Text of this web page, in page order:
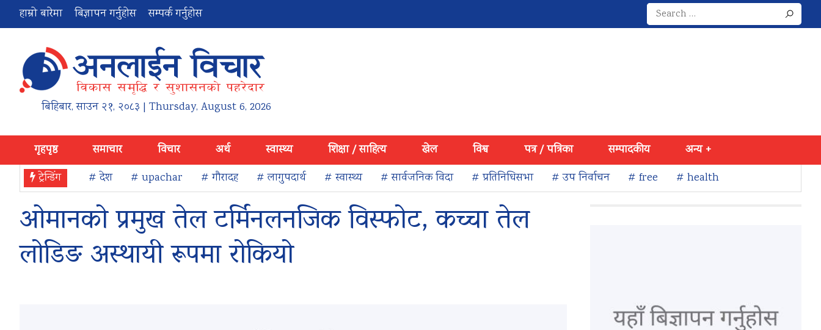
हाम्रो बारेमा बिज्ञापन गर्नुहोस सम्पर्क गर्नुहोस
Search
for:
बिहिबार,साउन २१, २०८३ | Thursday, August 6, 2026
गृहपृष्ठ समाचार विचार अर्थ स्वास्थ्य शिक्षा / साहित्य खेल विश्व पत्र / पत्रिका सम्पादकीय
अन्य +
ट्रेन्डिंग
# देश # upachar # गौरादह # लागुपदार्थ # स्वास्थ्य # सार्वजनिक विदा # प्रतिनिधिसभा # उप निर्वाचन # free # health
ओमानको प्रमुख तेल टर्मिनलनजिक विस्फोट, कच्चा तेल
लोडिङ अस्थायी रूपमा रोकियो